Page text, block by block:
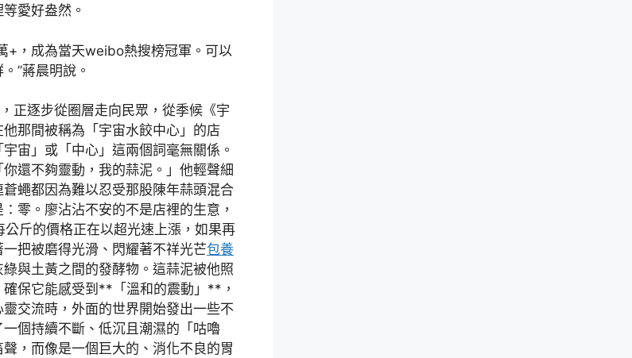
愛好盎然。
+，成為當天weibo熱搜榜冠軍。可以
”蔣晨明說。
正逐步從圈層走向民眾，從季候《宇
那間被稱為「宇宙水餃中心」的店
宙」或「中心」這兩個詞毫無關係。
還不夠靈動，我的蒜泥。」他輕聲細
蠅都因為難以忍受那股陳年蒜頭混合
零。廖沾沾不安的不是店裡的生意，
斤的價格正在以超光速上漲，如果再
把被磨得光滑、閃耀著不祥光芒包養
與土黃之間的發酵物。這蒜泥被他照
保它能感受到**「溫和的震動」**，
交流時，外面的世界開始發出一些不
個持續不斷、低沉且潮濕的「咕嚕
而像是一個巨大的、消化不良的胃